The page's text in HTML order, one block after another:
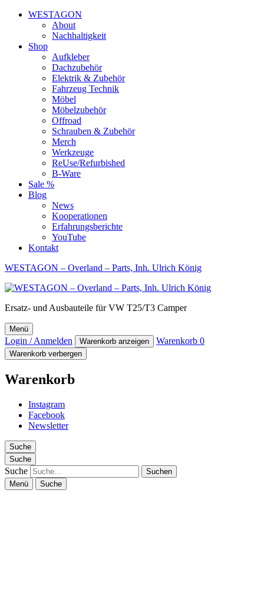
WESTAGON
About
Nachhaltigkeit
Shop
Aufkleber
Dachzubehör
Elektrik & Zubehör
Fahrzeug Technik
Möbel
Möbelzubehör
Offroad
Schrauben & Zubehör
Merch
Werkzeuge
ReUse/Refurbished
B-Ware
Sale %
Blog
News
Kooperationen
Erfahrungsberichte
YouTube
Kontakt
WESTAGON – Overland – Parts, Inh. Ulrich König
Ersatz- und Ausbauteile für VW T25/T3 Camper
Menü
Login / Anmelden Warenkorb anzeigen Warenkorb 0
Warenkorb verbergen
Warenkorb
Instagram
Facebook
Newsletter
Suche
Suche
Suche
Menü Suche